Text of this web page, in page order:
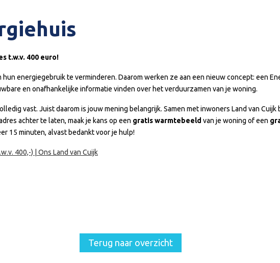
t.w.v. 400 euro!
energiegebruik te verminderen. Daarom werken ze aan een nieuw concept: een
en onafhankelijke informatie vinden over het verduurzamen van je woning.
vast. Juist daarom is jouw mening belangrijk. Samen met inwoners Land van
achter te laten, maak je kans op een gratis warmtebeeld van je woning of een
15 minuten, alvast bedankt voor je hulp!
400,-) | Ons Land van Cuijk
Terug naar overzicht